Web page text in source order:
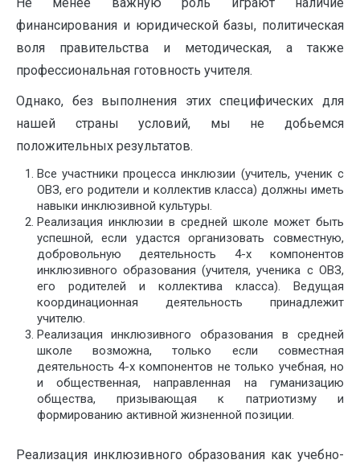
финансирования и юридической базы, политическая
воля правительства и методическая, а также
профессиональная готовность учителя.
Однако, без выполнения этих специфических для
нашей страны условий, мы не добьемся
положительных результатов.
Все участники процесса инклюзии (учитель, ученик с
ОВЗ, его родители и коллектив класса) должны иметь
навыки инклюзивной культуры.
Реализация инклюзии в средней школе может быть
успешной, если удастся организовать совместную,
добровольную деятельность 4-х компонентов
инклюзивного образования (учителя, ученика с ОВЗ,
его родителей и коллектива класса). Ведущая
координационная деятельность принадлежит
учителю.
Реализация инклюзивного образования в средней
школе возможна, только если совместная
деятельность 4-х компонентов не только учебная, но
и общественная, направленная на гуманизацию
общества, призывающая к патриотизму и
формированию активной жизненной позиции.
Реализация инклюзивного образования как учебно-